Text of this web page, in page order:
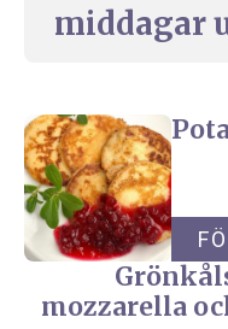
middagar
mozzarella